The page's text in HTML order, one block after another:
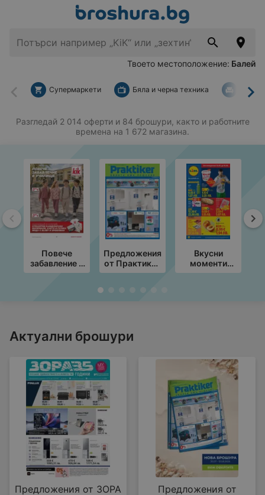
Твоето местоположение: Балей
Назад
Супермаркети Бяла и черна техника За
Разгледай 2 014 оферти и 84 брошури, както и работните
времена на 1 672 магазина.
Назад
Повече
забавление в
училище с KiK
Предложения
от Практикер
с валидност
Вкусни
моменти
край грила с
Актуални брошури
Предложения от ЗОРА
Предложения от